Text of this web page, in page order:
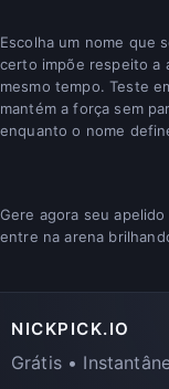
Escolha um nome que
certo impõe respeito a
mesmo tempo. Teste
mantém a força sem
enquanto o nome
Gere agora seu
entre na arena
NICKPICK.IO
Grátis •